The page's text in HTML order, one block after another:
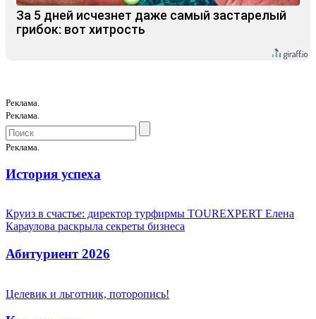
За 5 дней исчезнет даже самый застарелый
грибок: вот хитрость
Реклама.
Реклама.
Реклама.
История успеха
Круиз в счастье: директор турфирмы TOUREXPERT Елена
Караулова раскрыла секреты бизнеса
Абитуриент 2026
Целевик и льготник, поторопись!